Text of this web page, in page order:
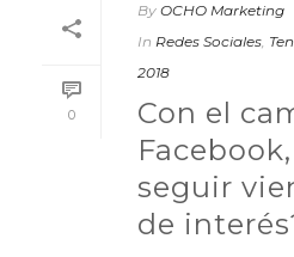
0
By OCHO Marketing
In Redes Sociales,
2018
Con el
seguir
de